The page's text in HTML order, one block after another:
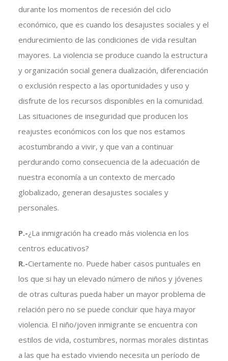
durante los momentos de recesión del ciclo
económico, que es cuando los desajustes sociales y el
endurecimiento de las condiciones de vida resultan
mayores. La violencia se produce cuando la estructura
y organización social genera dualización, diferenciación
o exclusión respecto a las oportunidades y uso y
disfrute de los recursos disponibles en la comunidad.
Las situaciones de inseguridad que producen los
reajustes económicos con los que nos estamos
acostumbrando a vivir, y que van a continuar
perdurando como consecuencia de la adecuación de
nuestra economía a un contexto de mercado
globalizado, generan desajustes sociales y
personales.
P.-¿La inmigración ha creado más violencia en los
centros educativos?
R.-Ciertamente no. Puede haber casos puntuales en
los que si hay un elevado número de niños y jóvenes
de otras culturas pueda haber un mayor problema de
relación pero no se puede concluir que haya mayor
violencia. El niño/joven inmigrante se encuentra con
estilos de vida, costumbres, normas morales distintas
a las que ha estado viviendo necesita un período de